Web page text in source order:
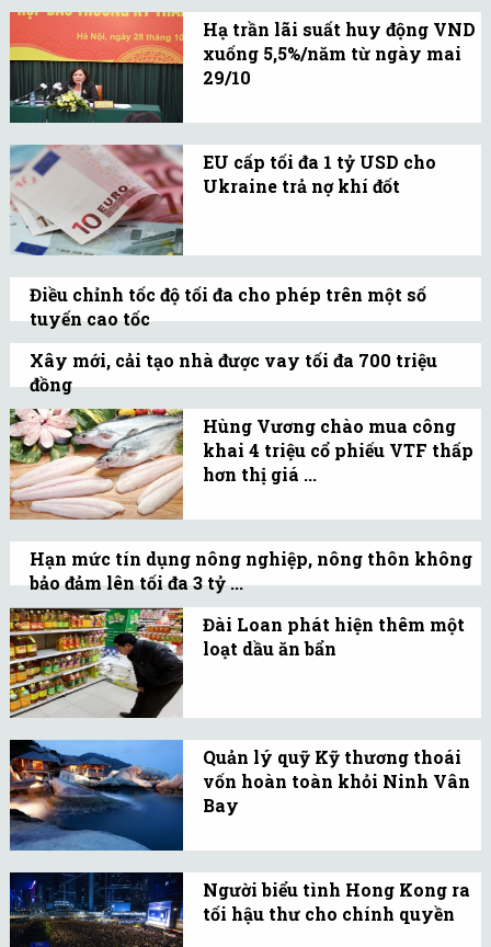
ngành cao su và tin rằng
giá cao su sẽ ổn định
trong thời gian tới.
Khu nhà ở Vạn Phúc 3 được xây dựng trên
khu đất có diện tích hơn 340.000 m2, dân
số dự kiến khoảng 6.930 người.
Hạ trần lãi suất huy động VND
xuống 5,5%/năm từ ngày mai
29/10
hạn 1 đến 6 tháng giảm
từ 6%/năm xuống
1%/năm xuống
0,75%/năm.
EU cấp tối đa 1 tỷ USD cho
Ukraine trả nợ khí đốt
triển cải cách ở Ukraine.
Điều chỉnh tốc độ tối đa cho phép trên một số
tuyến cao tốc
Đường cao tốc TP. Hồ Chí Minh - Long
Thành - Dầu Giây và Đại lộ Thăng Long có
tốc độ tối đa cho phép 120km/h...
Xây mới, cải tạo nhà được vay tối đa 700 triệu
đồng
Người vay vốn phải đảm bảo có tối thiểu
30% chi phí xây dựng mới hoặc cải tạo,
sửa chữa lại nhà ở.
Hùng Vương chào mua công
khai 4 triệu cổ phiếu VTF thấp
hơn thị giá ...
ngày 15/10 đến ngày
31/11/2014.
Hạn mức tín dụng nông nghiệp, nông thôn không
bảo đảm lên tối đa 3 tỷ ...
Hạn mức tín dụng lĩnh vực nông nghiệp,
nông thôn với các khoản vay không có
tài sản đảm bảo được điều chỉnh tăng
trong dự thảo nghị định mới ban hành.
Đài Loan phát hiện thêm một
loạt dầu ăn bẩn
mỳ, mỳ ăn liền và một số
sản phẩm sử dụng dầu ăn
bẩn khác ở Đài Loan bị
Quản lý quỹ Kỹ thương thoái
vốn hoàn toàn khỏi Ninh Vân
Bay
29/9/2014.
Người biểu tình Hong Kong ra
tối hậu thư cho chính quyền